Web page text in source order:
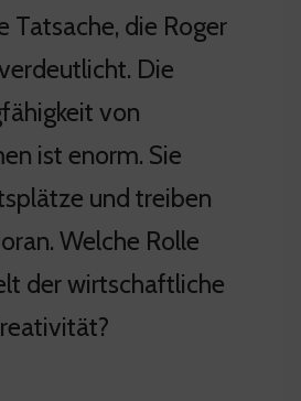
Tatsache, die Roger
Die
von
ist enorm. Sie
und treiben
Welche Rolle
der wirtschaftliche